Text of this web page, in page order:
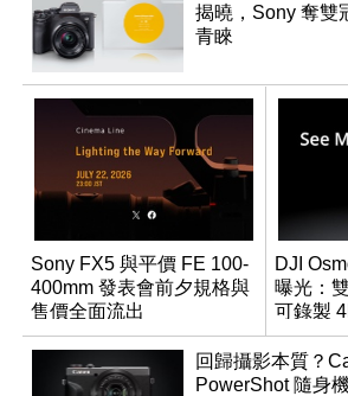
揭曉，Sony 奪雙
青睞
Sony FX5 與平價 FE 100-
400mm 發表會前夕規格與
售價全面流出
DJI
曝光：
可錄製
回歸攝影本質？
PowerShot 隨身